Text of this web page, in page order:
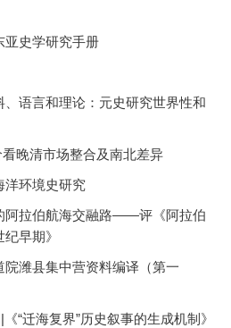
亚史学研究手册
、语言和理论：元史研究世界性和
晚清市场整合及南北差异
洋环境史研究
阿拉伯航海交融路——评《阿拉伯
早期》
潍县集中营资料编译（第一
“迁海复界”历史叙事的生成机制》